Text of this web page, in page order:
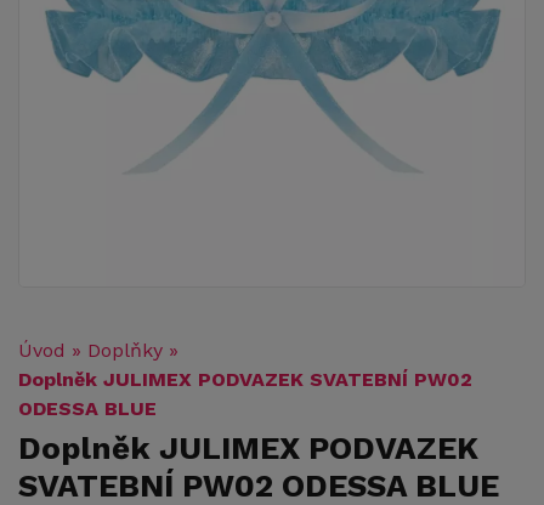
Úvod » Doplňky »
Doplněk JULIMEX PODVAZEK SVATEBNÍ PW02
ODESSA BLUE
Doplněk JULIMEX PODVAZEK
SVATEBNÍ PW02 ODESSA BLUE